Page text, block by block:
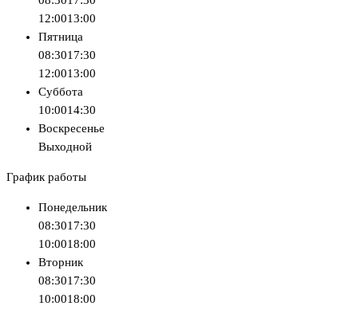
12:0013:00
Пятница
08:3017:30
12:0013:00
Суббота
10:0014:30
Воскресенье
Выходной
График работы
Понедельник
08:3017:30
10:0018:00
Вторник
08:3017:30
10:0018:00